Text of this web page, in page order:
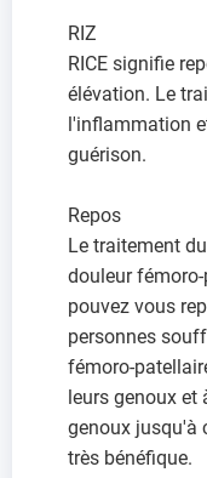
RIZ
RICE signifie
élévation. Le
l'inflammation
guérison.
Repos
Le traitement
douleur
pouvez vous
personnes
fémoro-
leurs genoux et
genoux jusqu'à
très bénéfique.